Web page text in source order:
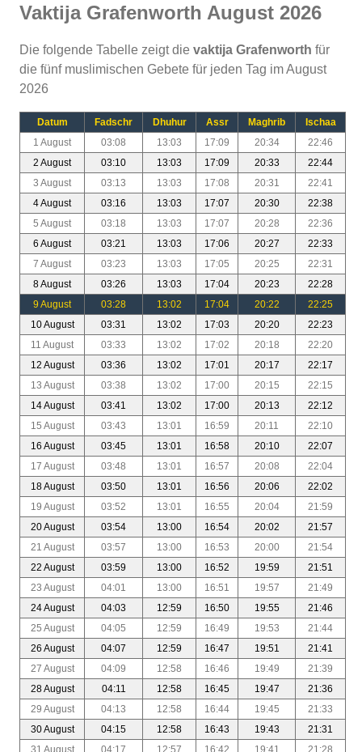
Vaktija Grafenworth August 2026
Die folgende Tabelle zeigt die vaktija Grafenworth für
die fünf muslimischen Gebete für jeden Tag im August
2026
Datum Fadschr Dhuhur Assr Maghrib
Ischaa
1 August
03:08 13:03 17:09 20:34
22:46
2 August
03:10 13:03 17:09 20:33
22:44
3 August
03:13 13:03 17:08 20:31
22:41
4 August
03:16 13:03 17:07 20:30
22:38
5 August
03:18 13:03 17:07 20:28
22:36
6 August
03:21 13:03 17:06 20:27
22:33
7 August
03:23 13:03 17:05 20:25
22:31
8 August
03:26 13:03 17:04 20:23
22:28
9 August
03:28 13:02 17:04 20:22
22:25
10 August
03:31 13:02 17:03 20:20
22:23
11 August
03:33 13:02 17:02 20:18
22:20
12 August
03:36 13:02 17:01 20:17
22:17
13 August
03:38 13:02 17:00 20:15
22:15
14 August
03:41 13:02 17:00 20:13
22:12
15 August
03:43 13:01 16:59 20:11
22:10
16 August
03:45 13:01 16:58 20:10
22:07
17 August
03:48 13:01 16:57 20:08
22:04
18 August
03:50 13:01 16:56 20:06
22:02
19 August
03:52 13:01 16:55 20:04
21:59
20 August
03:54 13:00 16:54 20:02
21:57
21 August
03:57 13:00 16:53 20:00
21:54
22 August
03:59 13:00 16:52 19:59
21:51
23 August
04:01 13:00 16:51 19:57
21:49
24 August
04:03 12:59 16:50 19:55
21:46
25 August
04:05 12:59 16:49 19:53
21:44
26 August
04:07 12:59 16:47 19:51
21:41
27 August
04:09 12:58 16:46 19:49
21:39
28 August
04:11 12:58 16:45 19:47
21:36
29 August
04:13 12:58 16:44 19:45
21:33
30 August
04:15 12:58 16:43 19:43
21:31
31 August
04:17 12:57 16:42 19:41 21:28